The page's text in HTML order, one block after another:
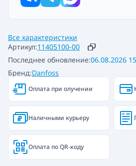
Артикул:11405100-00
Бренд:Danfoss
Последнее обновление:06.08.2026
Все характеристики
Оплата при олучении
Наличными курьеру
Оплата по QR-коду